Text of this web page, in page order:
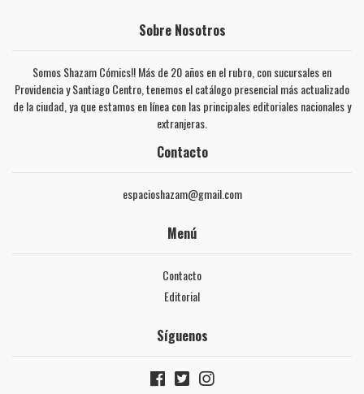
Sobre Nosotros
Somos Shazam Cómics!! Más de 20 años en el rubro, con sucursales en
Providencia y Santiago Centro, tenemos el catálogo presencial más actualizado
de la ciudad, ya que estamos en línea con las principales editoriales nacionales y
extranjeras.
Contacto
espacioshazam@gmail.com
Menú
Contacto
Editorial
Síguenos